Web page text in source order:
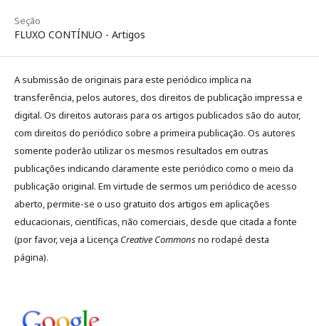
Seção
FLUXO CONTÍNUO - Artigos
A submissão de originais para este periódico implica na
transferência, pelos autores, dos direitos de publicação impressa e
digital. Os direitos autorais para os artigos publicados são do autor,
com direitos do periódico sobre a primeira publicação. Os autores
somente poderão utilizar os mesmos resultados em outras
publicações indicando claramente este periódico como o meio da
publicação original. Em virtude de sermos um periódico de acesso
aberto, permite-se o uso gratuito dos artigos em aplicações
educacionais, científicas, não comerciais, desde que citada a fonte
(por favor, veja a Licença Creative Commonsno rodapé desta
página).